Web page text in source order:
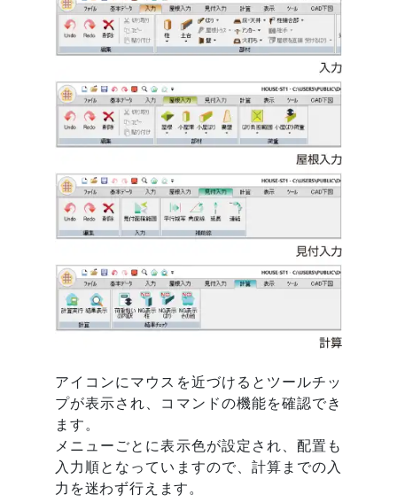
アイコンにマウスを近づけるとツールチッ
プが表示され、コマンドの機能を確認でき
ます。
メニューごとに表示色が設定され、配置も
入力順となっていますので、計算までの入
力を迷わず行えます。